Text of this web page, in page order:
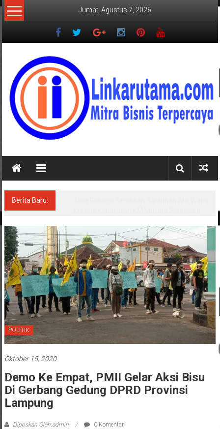
Lompat
ke
Jumat, Agustus 7, 2026
LINKARUTAMA.COM
Mitra
Terpercaya
Berita Baru:
POLITIK
Oktober 15, 2020
Demo Ke Empat, PMII Gelar Aksi Bisu
Di Gerbang Gedung DPRD Provinsi
Lampung
Diposkan Oleh:admin 0 Komentar